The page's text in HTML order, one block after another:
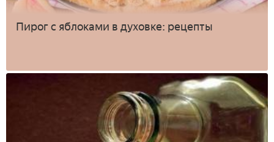
Пирог с яблоками в духовке: рецепты